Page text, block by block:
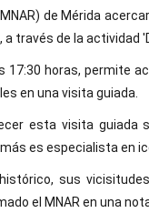
de Mérida
través de la actividad
17:30 horas, permite
en una visita guiada.
esta visita guiada
es especialista en
sus
el MNAR en una